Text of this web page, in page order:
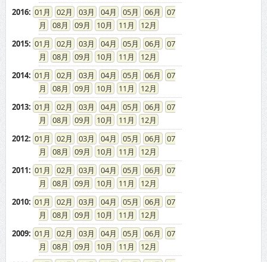
2016: 01 02 03 04 05 06
07
08
09 10 11
12
2015: 01 02 03 04 05 06
07
08
09 10 11
12
2014: 01 02 03 04 05 06
07
08
09 10 11
12
2013: 01 02 03 04 05 06
07
08
09 10 11
12
2012: 01 02 03 04 05 06
07
08
09 10 11
12
2011: 01 02 03 04 05 06
07
08
09 10 11
12
2010: 01 02 03 04 05 06
07
08
09 10 11
12
2009: 01 02 03 04 05 06
07
08
09 10 11
12